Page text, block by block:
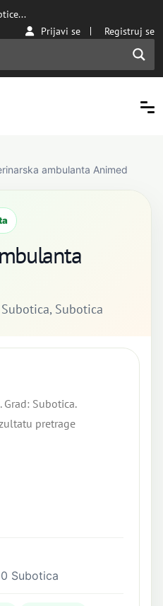
Prijavi se
Registruj se
ambulanta Animed
Subotica
Subotica.
pretrage
Subotica